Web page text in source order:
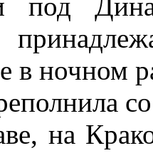
в ночном
на